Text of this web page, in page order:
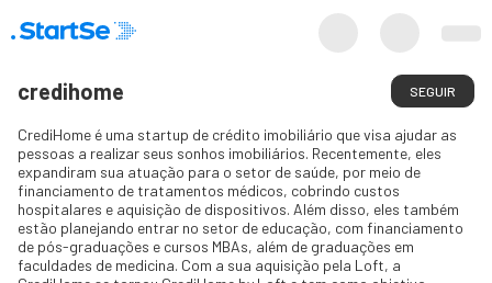
credihome SEGUIR
CrediHome é uma startup de crédito imobiliário que visa ajudar as
pessoas a realizar seus sonhos imobiliários. Recentemente, eles
expandiram sua atuação para o setor de saúde, por meio de
financiamento de tratamentos médicos, cobrindo custos
hospitalares e aquisição de dispositivos. Além disso, eles também
estão planejando entrar no setor de educação, com financiamento
de pós-graduações e cursos MBAs, além de graduações em
faculdades de medicina. Com a sua aquisição pela Loft, a